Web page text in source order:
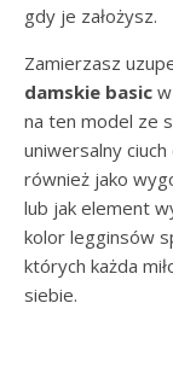
gdy je założysz.
Zamierzasz
damskie basic
na ten model ze
uniwersalny
również jako
lub jak element
kolor legginsów
których każda
siebie.